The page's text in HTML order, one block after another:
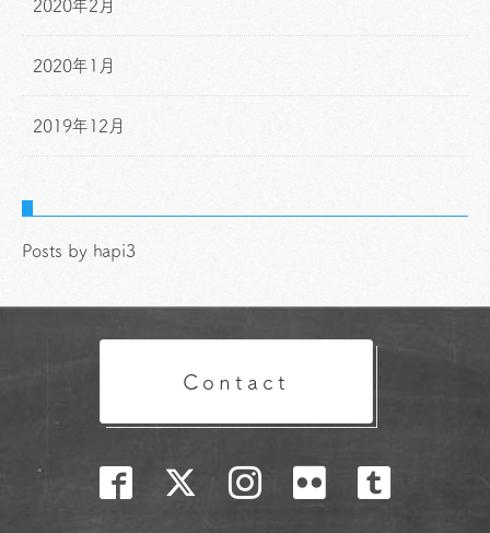
2020年2月
2020年1月
2019年12月
Posts by hapi3
Contact